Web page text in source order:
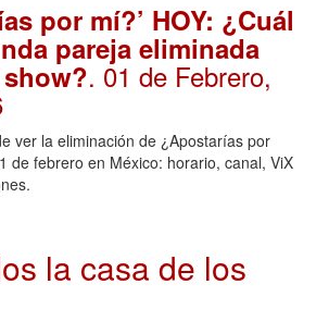
por mí?’ HOY: ¿Cuál
pareja eliminada
. 01 de Febrero,
ver la eliminación de ¿Apostarías por
de febrero en México: horario, canal, ViX
la casa de los